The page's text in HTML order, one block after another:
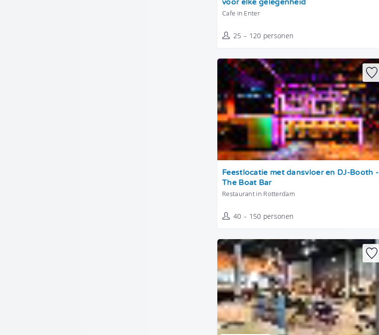
voor elke gelegenheid
Cafe in Enter
25 – 120 personen
Tonen
Feestlocatie met dansvloer en DJ-Booth -
The Boat Bar
Restaurant in Rotterdam
40 – 150 personen